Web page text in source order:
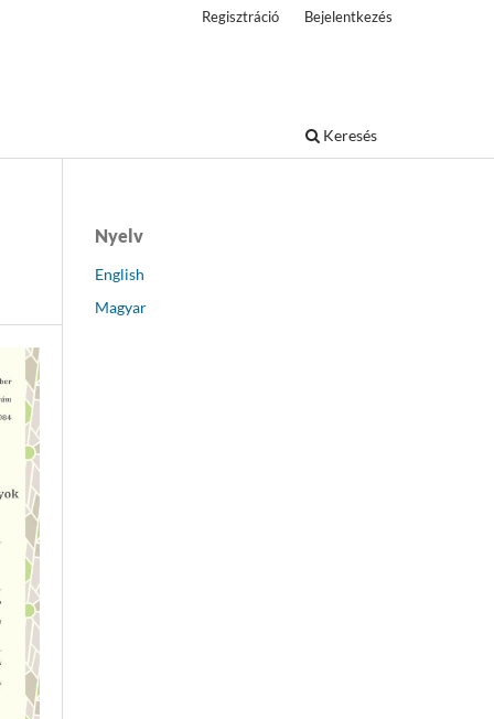
Keresés
Regisztráció Bejelentkezés
Nyelv
English
Magyar